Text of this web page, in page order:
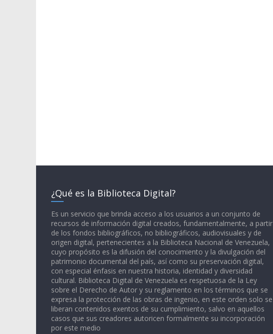
¿Qué es la Biblioteca Digital?
Es un servicio que brinda acceso a los usuarios a un conjunto de
recursos de información digital creados, fundamentalmente, a partir
de los fondos bibliográficos, no bibliográficos, audiovisuales y de
origen digital, pertenecientes a la Biblioteca Nacional de Venezuela,
cuyo propósito es la difusión del conocimiento y la divulgación del
patrimonio documental del país, así como su preservación digital,
con especial énfasis en nuestra historia, identidad y diversidad
cultural. Biblioteca Digital de Venezuela es respetuosa de la Ley
sobre el Derecho de Autor y su reglamento en los términos que se
expresa la protección de las obras de ingenio, en este orden solo se
liberan contenidos exentos de su cumplimiento, salvo en aquellos
casos que sus creadores autoricen formalmente su incorporación
por este medio